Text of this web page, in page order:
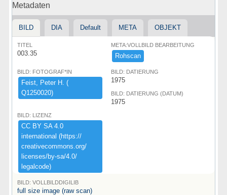
Metadaten
BILD DIA Default META OBJEKT
TITEL
003.35
META:VOLLBILD BEARBEITUNG
Rohscan
BILD: FOTOGRAF*IN
Feist,​ ​Peter ​H.​ ​(​
Q1250020)​
BILD: DATIERUNG
1975
BILD: DATIERUNG (DATUM)
1975
BILD: LIZENZ
CC ​BY ​SA ​4.​0 ​
international ​(​https:​/​/​
creativecommons.​org/​
licenses/​by-​sa/​4.​0/​
legalcode)​
BILD: VOLLBILDDIGILIB
full size image (raw scan)